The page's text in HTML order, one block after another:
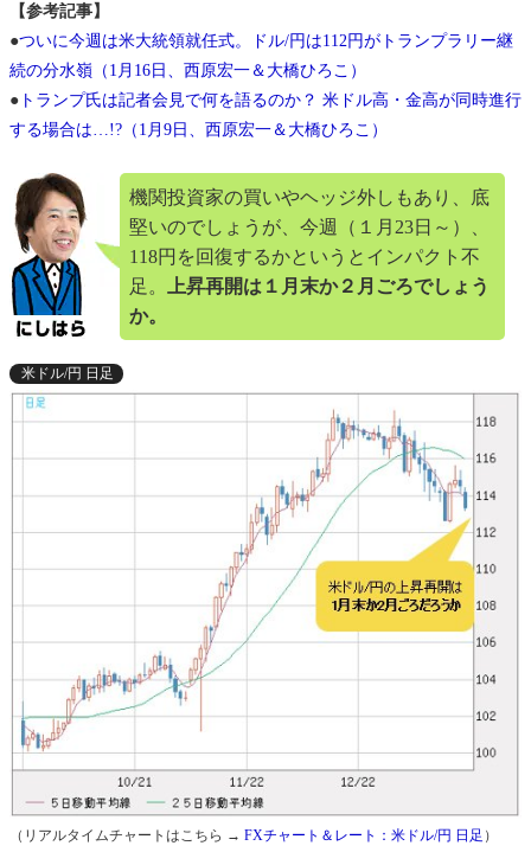
【参考記事】
●ついに今週は米大統領就任式。ドル/円は112円がトランプラリー継
続の分水嶺（1月16日、西原宏一＆大橋ひろこ）
● トランプ氏は記者会見で何を語るのか？ 米ドル高・金高が同時進行
する場合は…!?（1月9日、西原宏一＆大橋ひろこ）
機関投資家の買いやヘッジ外しもあり、底
堅いのでしょうが、今週（１月23日～）、
118円を回復するかというとインパクト不
足。
上昇再開は１月末か２月ごろでしょう
か。
米ドル/円 日足
（リアルタイムチャートはこちら → FXチャート＆レート：米ドル/円 日足 ）